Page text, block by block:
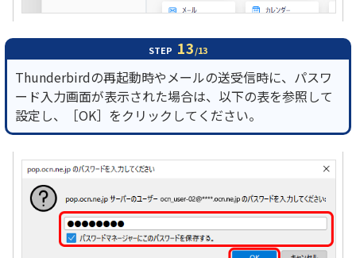
STEP 13/13
Thunderbirdの再起動時やメールの送受信時に、パスワ
ード入力画面が表示された場合は、以下の表を参照して
設定し、［OK］をクリックしてください。